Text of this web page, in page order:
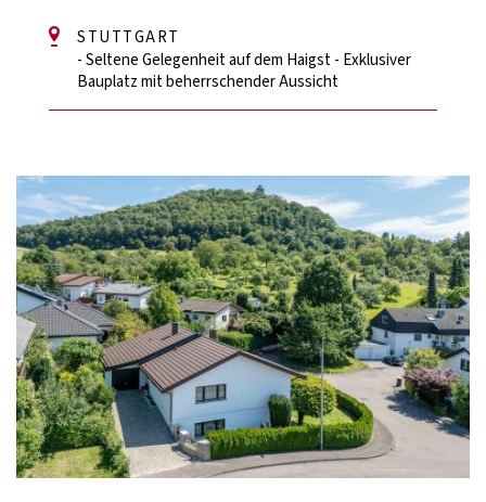
STUTTGART
- Seltene Gelegenheit auf dem Haigst - Exklusiver
Bauplatz mit beherrschender Aussicht